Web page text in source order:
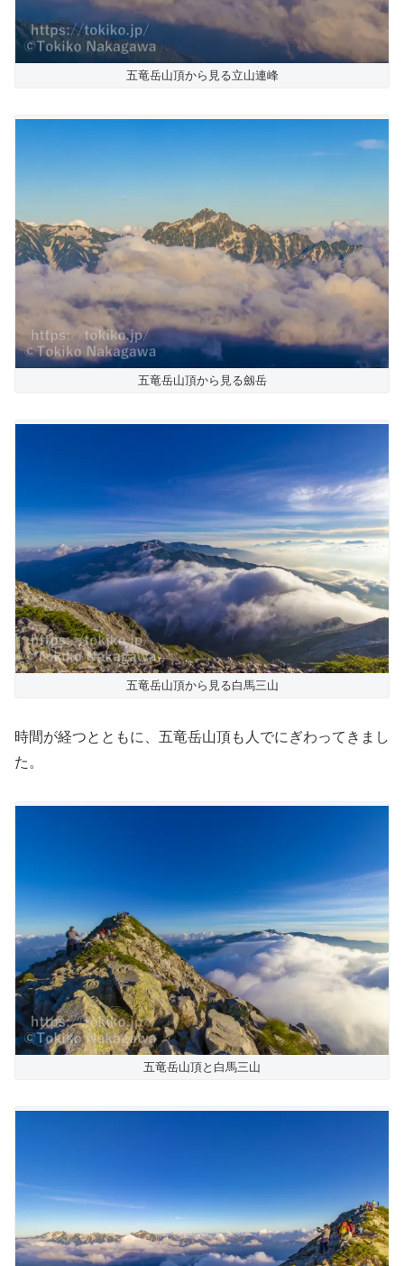
五竜岳山頂から見る立山連峰
五竜岳山頂から見る劔岳
五竜岳山頂から見る白馬三山
時間が経つとともに、五竜岳山頂も人でにぎわってきまし
た。
五竜岳山頂と白馬三山